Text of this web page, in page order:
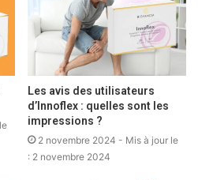
-25% + Livraison
Les avis des utilisateurs
d’Innoflex : quelles sont les
impressions ?
2 novembre 2024 - Mis à jour le
: 2 novembre 2024